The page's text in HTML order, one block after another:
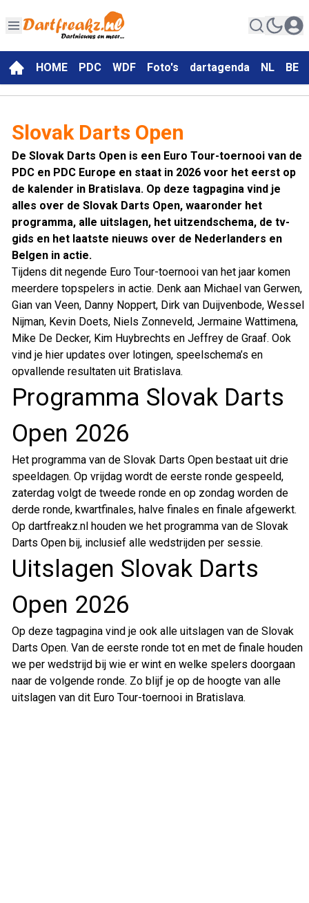
HOME PDC WDF Foto's dartagenda NL BE
Slovak Darts Open
De Slovak Darts Open is een Euro Tour-toernooi van de
PDC en PDC Europe en staat in 2026 voor het eerst op
de kalender in Bratislava. Op deze tagpagina vind je
alles over de Slovak Darts Open, waaronder het
programma, alle uitslagen, het uitzendschema, de tv-
gids en het laatste nieuws over de Nederlanders en
Belgen in actie.
Tijdens dit negende Euro Tour-toernooi van het jaar komen
meerdere topspelers in actie. Denk aan Michael van Gerwen,
Gian van Veen, Danny Noppert, Dirk van Duijvenbode, Wessel
Nijman, Kevin Doets, Niels Zonneveld, Jermaine Wattimena,
Mike De Decker, Kim Huybrechts en Jeffrey de Graaf. Ook
vind je hier updates over lotingen, speelschema’s en
opvallende resultaten uit Bratislava.
Programma Slovak Darts
Open 2026
Het programma van de Slovak Darts Open bestaat uit drie
speeldagen. Op vrijdag wordt de eerste ronde gespeeld,
zaterdag volgt de tweede ronde en op zondag worden de
derde ronde, kwartfinales, halve finales en finale afgewerkt.
Op dartfreakz.nl houden we het programma van de Slovak
Darts Open bij, inclusief alle wedstrijden per sessie.
Uitslagen Slovak Darts
Open 2026
Op deze tagpagina vind je ook alle uitslagen van de Slovak
Darts Open. Van de eerste ronde tot en met de finale houden
we per wedstrijd bij wie er wint en welke spelers doorgaan
naar de volgende ronde. Zo blijf je op de hoogte van alle
uitslagen van dit Euro Tour-toernooi in Bratislava.